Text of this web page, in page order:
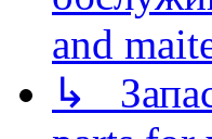
and
↳